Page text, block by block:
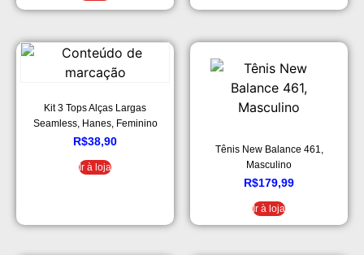
Kit 3 Tops Alças Largas
Seamless, Hanes, Feminino
R$38,90
Ir à loja
Tênis New Balance 461,
Masculino
R$179,99
Ir à loja